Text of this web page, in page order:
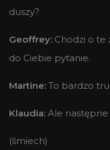
duszy?
Geoffrey: Chodzi o te
do Ciebie pytanie.
Martine: To bardzo
Klaudia: Ale następne
(śmiech)